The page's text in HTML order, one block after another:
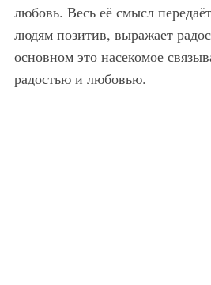
любовь. Весь её смысл
людям позитив, выражает
основном это насекомое
радостью и любовью.